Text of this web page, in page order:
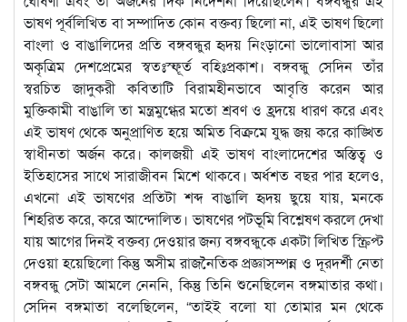
ভাষণ পূর্বলিখিত বা সম্পাদিত কোন বক্তব্য ছিলো না, এই ভাষণ ছিলো
বাংলা ও বাঙালিদের প্রতি বঙ্গবন্ধুর হৃদয় নিংড়ানো ভালোবাসা আর
অকৃত্রিম দেশপ্রেমের স্বতঃস্ফূর্ত বহিঃপ্রকাশ। বঙ্গবন্ধু সেদিন তাঁর
স্বরচিত জাদুকরী কবিতাটি বিরামহীনভাবে আবৃত্তি করেন আর
মুক্তিকামী বাঙালি তা মন্ত্রমুগ্ধের মতো শ্রবণ ও হ্রদয়ে ধারণ করে এবং
এই ভাষণ থেকে অনুপ্রাণিত হয়ে অমিত বিক্রমে যুদ্ধ জয় করে কাঙ্খিত
স্বাধীনতা অর্জন করে। কালজয়ী এই ভাষণ বাংলাদেশের অস্তিত্ব ও
ইতিহাসের সাথে সারাজীবন মিশে থাকবে। অর্ধশত বছর পার হলেও,
এখনো এই ভাষণের প্রতিটা শব্দ বাঙালি হৃদয় ছুয়ে যায়, মনকে
শিহরিত করে, করে আন্দোলিত। ভাষণের পটভূমি বিশ্লেষণ করলে দেখা
যায় আগের দিনই বক্তব্য দেওয়ার জন্য বঙ্গবন্ধুকে একটা লিখিত স্ক্রিপ্ট
দেওয়া হয়েছিলো কিন্তু অসীম রাজনৈতিক প্রজ্ঞাসম্পন্ন ও দূরদর্শী নেতা
বঙ্গবন্ধু সেটা আমলে নেননি, কিন্তু তিনি শুনেছিলেন বঙ্গমাতার কথা।
সেদিন বঙ্গমাতা বলেছিলেন, “তাইই বলো যা তোমার মন থেকে